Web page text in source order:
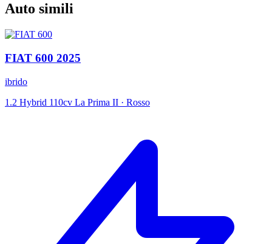
Auto simili
FIAT 600 2025
ibrido
1.2 Hybrid 110cv La Prima II · Rosso